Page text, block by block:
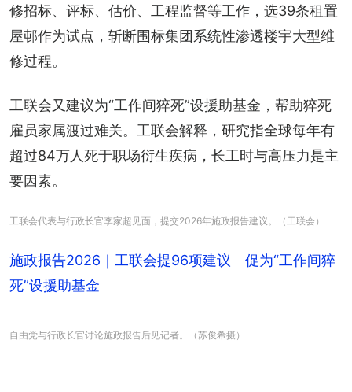
修招标、评标、估价、工程监督等工作，选39条租置
屋邨作为试点，斩断围标集团系统性渗透楼宇大型维
修过程。
工联会又建议为“工作间猝死”设援助基金，帮助猝死
雇员家属渡过难关。工联会解释，研究指全球每年有
超过84万人死于职场衍生疾病，长工时与高压力是主
要因素。
工联会代表与行政长官李家超见面，提交2026年施政报告建议。（工联会）
施政报告2026｜工联会提96项建议 促为“工作间猝
死”设援助基金
自由党与行政长官讨论施政报告后见记者。（苏俊希摄）